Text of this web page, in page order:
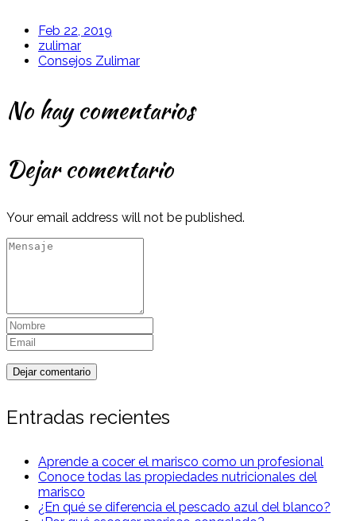
Feb 22, 2019
zulimar
Consejos Zulimar
No hay comentarios
Dejar comentario
Your email address will not be published.
Entradas recientes
Aprende a cocer el marisco como un profesional
Conoce todas las propiedades nutricionales del
marisco
¿En qué se diferencia el pescado azul del blanco?